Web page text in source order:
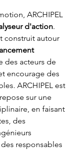
ARCHIPEL
d'action.
construit autour
des acteurs de
encourage des
ARCHIPEL est
sur une
en faisant
des
responsables